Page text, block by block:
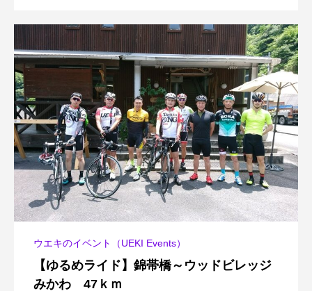
ウエキのイベント（UEKI Events）
【ゆるめライド】錦帯橋～ウッドビレッジ
みかわ 47ｋｍ